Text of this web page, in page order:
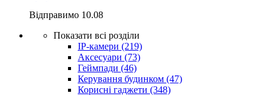
Відправимо 10.08
Показати всі розділи
IP-камери (219)
Аксесуари (73)
Геймпади (46)
Керування будинком (47)
Корисні гаджети (348)